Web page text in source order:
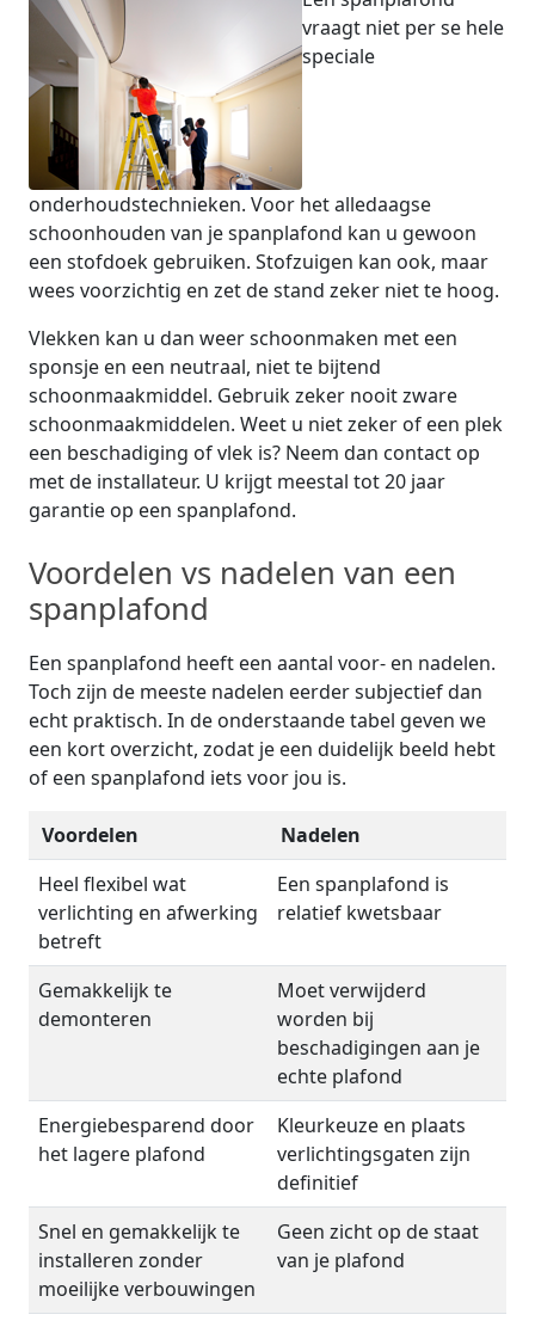
vraagt niet per se hele
speciale
onderhoudstechnieken. Voor het alledaagse
schoonhouden van je spanplafond kan u gewoon
een stofdoek gebruiken. Stofzuigen kan ook, maar
wees voorzichtig en zet de stand zeker niet te hoog.
Vlekken kan u dan weer schoonmaken met een
sponsje en een neutraal, niet te bijtend
schoonmaakmiddel. Gebruik zeker nooit zware
schoonmaakmiddelen. Weet u niet zeker of een plek
een beschadiging of vlek is? Neem dan contact op
met de installateur. U krijgt meestal tot 20 jaar
garantie op een spanplafond.
Voordelen vs nadelen van een
spanplafond
Een spanplafond heeft een aantal voor- en nadelen.
Toch zijn de meeste nadelen eerder subjectief dan
echt praktisch. In de onderstaande tabel geven we
een kort overzicht, zodat je een duidelijk beeld hebt
of een spanplafond iets voor jou is.
Voordelen
Nadelen
Heel flexibel wat
verlichting en afwerking
betreft
Een spanplafond is
relatief kwetsbaar
Gemakkelijk te
demonteren
Moet verwijderd
worden bij
beschadigingen aan je
echte plafond
Energiebesparend door
het lagere plafond
Kleurkeuze en plaats
verlichtingsgaten zijn
definitief
Snel en gemakkelijk te
installeren zonder
moeilijke verbouwingen
Geen zicht op de staat
van je plafond